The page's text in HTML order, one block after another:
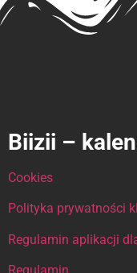
Biizii –
Cookies
Polityka prywatności
Regulamin aplikacji